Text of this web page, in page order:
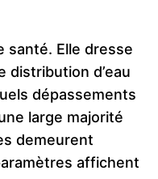
santé. Elle dresse
d’eau
dépassements
large majorité
demeurent
affichent